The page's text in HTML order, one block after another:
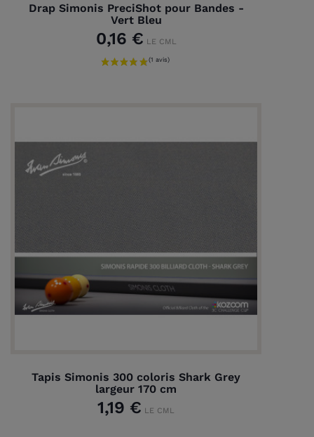
Drap Simonis PreciShot pour Bandes -
Vert Bleu
0,16 € LE CML
Tapis Simonis 300 coloris Shark Grey
largeur 170 cm
1,19 € LE CML